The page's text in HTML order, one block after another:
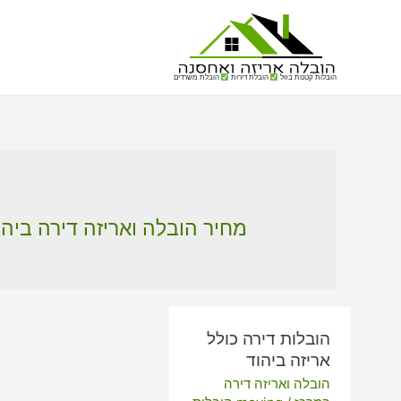
הובלות קטנות בזול הובלת דירות הובלת משרדים
מחיר הובלה ואריזה דירה
הובלות דירה כולל
אריזה ביהוד
הובלה ואריזה דירה